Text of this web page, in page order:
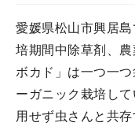
愛媛県松山市興居
培期間中除草剤、
ボカド」は一つ一
ーガニック栽培し
用せず虫さんと共